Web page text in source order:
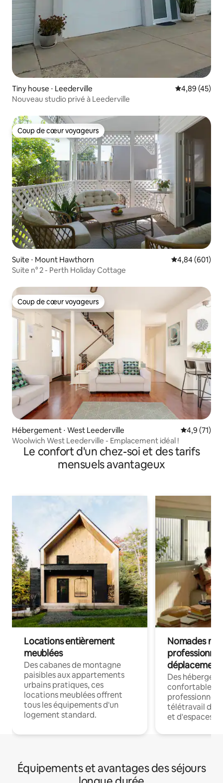
Tiny house ⋅ Leederville Évaluation
4,89 (45)
Nouveau studio privé à Leederville
Coup de cœur voyageurs
Coup de cœur voyageurs
Suite ⋅ Mount Hawthorn Évaluation
4,84 (601)
Suite n° 2 - Perth Holiday Cottage
Coup de cœur voyageurs
Coup de cœur voyageurs
Hébergement ⋅ West Leederville Évaluation
4,9 (71)
Woolwich West Leederville - Emplacement idéal !
Le confort d'un chez-soi et des tarifs
mensuels avantageux
Locations entièrement
meublées
Des cabanes de montagne
paisibles aux appartements
urbains pratiques, ces
locations meublées offrent
tous les équipements d'un
logement standard.
Nomades
déplacement
Des
confortables
professionnels
télétravail
et d'espaces
Équipements et avantages des séjours